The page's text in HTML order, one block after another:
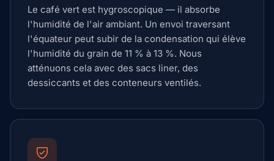
Le café vert est hygroscopique — il absorbe
l'humidité de l'air ambiant. Un envoi traversant
l'équateur peut subir de la condensation qui élève
l'humidité du grain de 11 % à 13 %. Nous
atténuons cela avec des sacs liner, des
dessiccants et des conteneurs ventilés.